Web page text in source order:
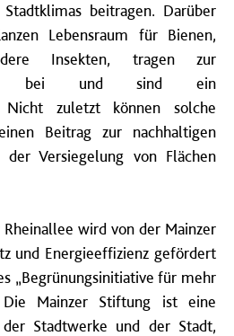
beitragen. Darüber
Lebensraum für Bienen,
Insekten, tragen zur
bei und sind ein
Nicht zuletzt können solche
Beitrag zur nachhaltigen
Versiegelung von Flächen
wird von der Mainzer
und Energieeffizienz gefördert
„Begrünungsinitiative für mehr
Mainzer Stiftung ist eine
Stadtwerke und der Stadt,